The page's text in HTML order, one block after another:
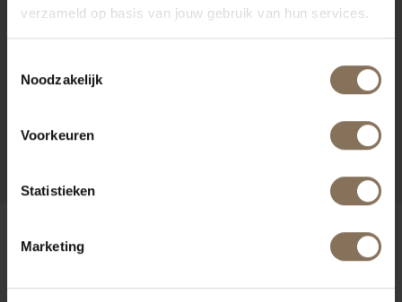
verzameld op basis van jouw gebruik van hun services.
Noodzakelijk
Voorkeuren
Statistieken
Marketing
OLGER KRUK | EIKEN